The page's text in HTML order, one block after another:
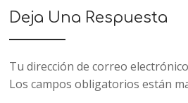
Deja Una Respuesta
Tu dirección de correo
Los campos obligatorios están